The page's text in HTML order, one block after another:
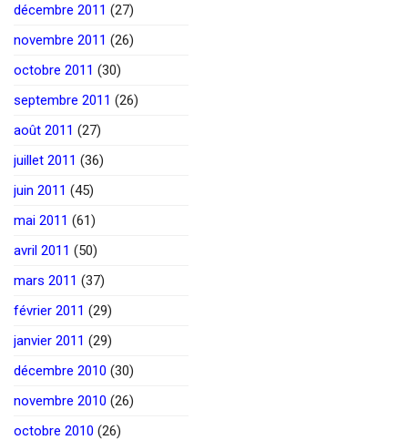
décembre 2011 (27)
novembre 2011 (26)
octobre 2011 (30)
septembre 2011 (26)
août 2011 (27)
juillet 2011 (36)
juin 2011 (45)
mai 2011 (61)
avril 2011 (50)
mars 2011 (37)
février 2011 (29)
janvier 2011 (29)
décembre 2010 (30)
novembre 2010 (26)
octobre 2010 (26)